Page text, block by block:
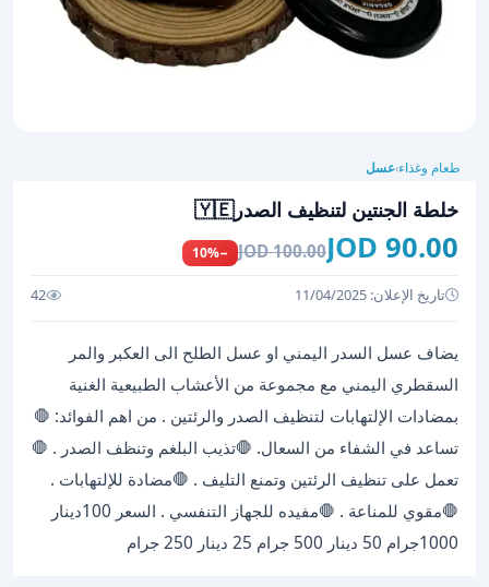
طعام وغذاء›عسل
خلطة الجنتين لتنظيف الصدر🇾🇪
90.00 JOD
100.00 JOD
−10%
تاريخ الإعلان: 11/04/2025 42
يضاف عسل السدر اليمني او عسل الطلح الى العكبر والمر
السقطري اليمني مع مجموعة من الأعشاب الطبيعية الغنية
بمضادات الإلتهابات لتنظيف الصدر والرئتين . من اهم الفوائد: 🛑
تساعد في الشفاء من السعال. 🛑تذيب البلغم وتنظف الصدر . 🛑
تعمل على تنظيف الرئتين وتمنع التليف . 🛑مضادة للإلتهابات .
🛑مقوي للمناعة . 🛑مفيده للجهاز التنفسي . السعر 100دينار
1000جرام 50 دينار 500 جرام 25 دينار 250 جرام